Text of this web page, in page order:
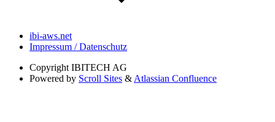
ibi-aws.net
Impressum / Datenschutz
Copyright IBITECH AG
Powered by Scroll Sites & Atlassian Confluence